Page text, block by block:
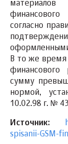
согласно
В то же время
финансового
сумму
нормой,
10.02.98 г. №
Источник:
spisanii-GSM-